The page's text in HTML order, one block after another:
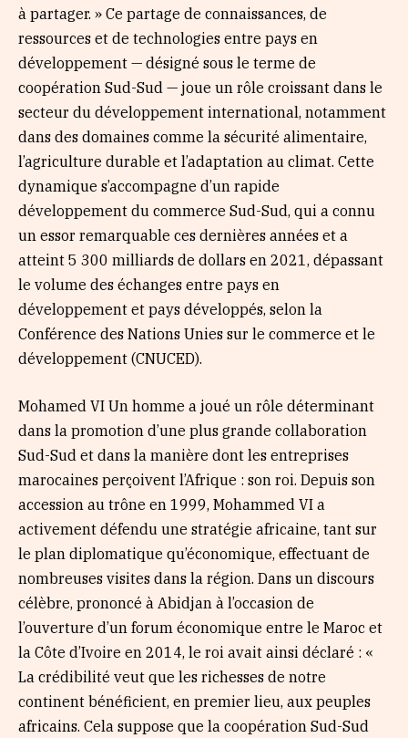
à partager. » Ce partage de connaissances, de
ressources et de technologies entre pays en
développement — désigné sous le terme de
coopération Sud-Sud — joue un rôle croissant dans le
secteur du développement international, notamment
dans des domaines comme la sécurité alimentaire,
l’agriculture durable et l’adaptation au climat. Cette
dynamique s’accompagne d’un rapide
développement du commerce Sud-Sud, qui a connu
un essor remarquable ces dernières années et a
atteint 5 300 milliards de dollars en 2021, dépassant
le volume des échanges entre pays en
développement et pays développés, selon la
Conférence des Nations Unies sur le commerce et le
développement (CNUCED).
Mohamed VI Un homme a joué un rôle déterminant
dans la promotion d’une plus grande collaboration
Sud-Sud et dans la manière dont les entreprises
marocaines perçoivent l’Afrique : son roi. Depuis son
accession au trône en 1999, Mohammed VI a
activement défendu une stratégie africaine, tant sur
le plan diplomatique qu’économique, effectuant de
nombreuses visites dans la région. Dans un discours
célèbre, prononcé à Abidjan à l’occasion de
l’ouverture d’un forum économique entre le Maroc et
la Côte d’Ivoire en 2014, le roi avait ainsi déclaré : «
La crédibilité veut que les richesses de notre
continent bénéficient, en premier lieu, aux peuples
africains. Cela suppose que la coopération Sud-Sud